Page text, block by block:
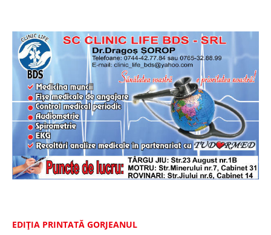
EDIȚIA PRINTATĂ GORJEANUL